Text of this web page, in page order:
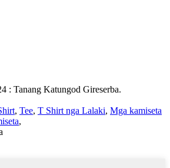
: Tanang Katungod Gireserba.
, Tee, T Shirt nga Lalaki, Mga kamiseta
,